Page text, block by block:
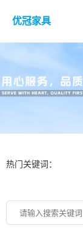
优冠家具
热门关键词：